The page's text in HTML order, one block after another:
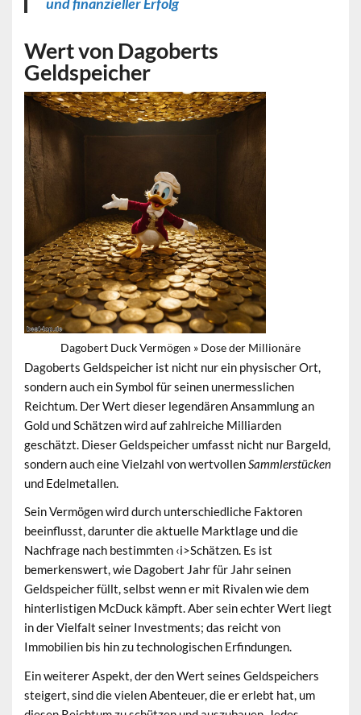
Wert von Dagoberts
Geldspeicher
Dagobert Duck Vermögen » Dose der Millionäre
Dagoberts Geldspeicher ist nicht nur ein physischer Ort,
sondern auch ein Symbol für seinen unermesslichen
Reichtum. DerWert dieser legendären Ansammlung an
Gold und Schätzen wird auf zahlreiche Milliarden
geschätzt. Dieser Geldspeicher umfasst nicht nur Bargeld,
sondern auch eine Vielzahl von wertvollenSammlerstücken
und Edelmetallen.
Sein Vermögen wird durch unterschiedliche Faktoren
beeinflusst, darunter die aktuelle Marktlage und die
Nachfrage nach bestimmten ‹i>Schätzen. Es ist
bemerkenswert, wie Dagobert Jahr für Jahr seinen
Geldspeicher füllt, selbst wenn er mit Rivalen wie dem
hinterlistigen McDuck kämpft. Aber sein echter Wert liegt
in derVielfalt seiner Investments; das reicht von
Immobilien bis hin zu technologischen Erfindungen.
Ein weiterer Aspekt, der den Wert seines Geldspeichers
steigert, sind die vielen Abenteuer, die er erlebt hat, um